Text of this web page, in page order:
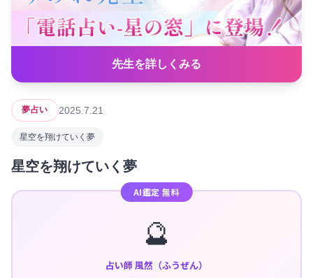
先生を詳しくみる
夢占い 2025.7.21
星空を翔けていく夢
星空を翔けていく夢
AI鑑定 無料
🔮
占い師 風然（ふうぜん）